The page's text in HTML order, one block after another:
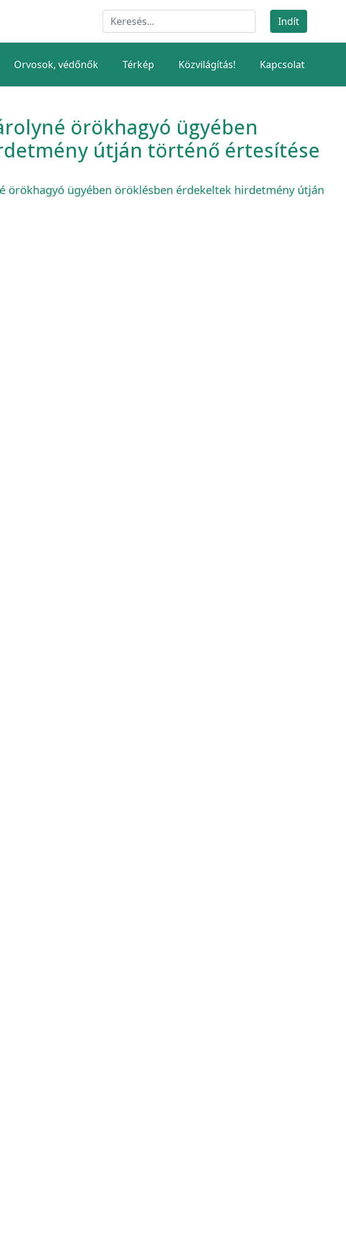
Orvosok, védőnők Térkép Közvilágítás! Kapcsolat
örökhagyó ügyében
útján történő értesítése
örökhagyó ügyében öröklésben érdekeltek hirdetmény útján